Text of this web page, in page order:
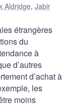
Aldridge, Jabir
étrangères
du
à
d’autres
d’achat à
les
moins